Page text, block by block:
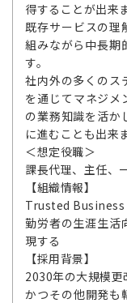
得することが出来ま
既存サービスの理
組みながら中長期
す。
社内外の多くのス
を通じてマネジメ
の業務知識を活か
に進むことも出来ま
＜想定役職＞
課長代理、主任、
【組織情報】
Trusted Business
勤労者の生涯生活
現する
【採用背景】
2030年の大規模更
かつその他開発も